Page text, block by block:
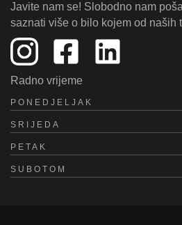
Javite nam se! Slobodno nam
saznati više o bilo kojem od naših
Radno vrijeme
PONEDJELJAK
SRIJEDA
PETAK
SUBOTOM